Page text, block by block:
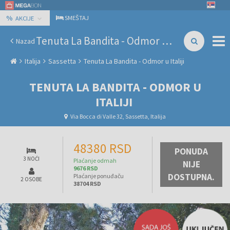
% AKCIJE SMEŠTAJ
Nazad Tenuta La Bandita - Odmor u Italiji
Italija Sassetta Tenuta La Bandita - Odmor u Italiji
TENUTA LA BANDITA - ODMOR U
ITALIJI
Via Bocca di Valle 32, Sassetta, Italija
3 NOĆI
2 OSOBE
48380 RSD
Plaćanje odmah
9676 RSD
Plaćanje ponuđaču
38704 RSD
PONUDA
NIJE
DOSTUPNA.